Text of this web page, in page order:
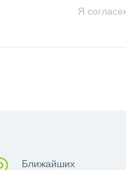
Я
Ближайших